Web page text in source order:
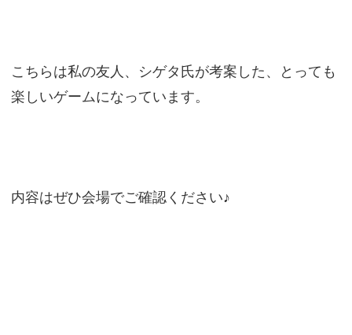
こちらは私の友人、シゲタ氏が考案した、とっても
楽しいゲームになっています。
内容はぜひ会場でご確認ください♪